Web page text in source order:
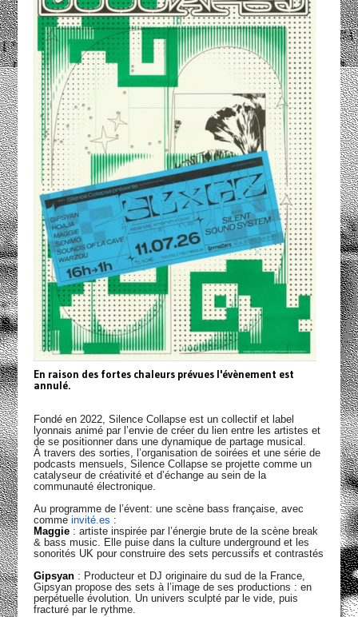
En raison des fortes chaleurs prévues l'évènement est
annulé.
Fondé en 2022, Silence Collapse est un collectif et label
lyonnais animé par l’envie de créer du lien entre les artistes et
de se positionner dans une dynamique de partage musical.
À travers des sorties, l’organisation de soirées et une série de
podcasts mensuels, Silence Collapse se projette comme un
catalyseur de créativité et d’échange au sein de la
communauté électronique.
Au programme de l’évent: une scène bass française, avec
comme invité.es :
Maggie : artiste inspirée par l’énergie brute de la scène break
& bass music. Elle puise dans la culture underground et les
sonorités UK pour construire des sets percussifs et contrastés
Gipsyan: Producteur et DJ originaire du sud de la France,
Gipsyan propose des sets à l’image de ses productions : en
perpétuelle évolution. Un univers sculpté par le vide, puis
fracturé par le rythme.